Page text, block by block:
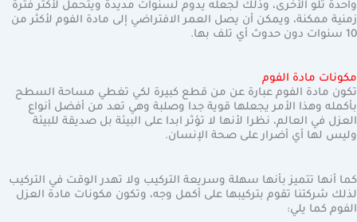
واحدة تلو الأخرى، وذلك لجعله يدوم لسنوات مديدة ويتحمل لأكثر فترة
زمنية ممكنة، ويمكن أن يصل العمر الافتراضي إلى مادة الفوم لأكثر من
10 سنوات دون حدوث أي تلف بها.
مكونات مادة الفوم
تكون مادة الفوم عبارة عن من قطع كبيرة لكي تغطي مساحة السطح
بأكمله وهذا الأمر يجعلها قوية جدا وصلبة وهي تعد من أفضل أنواع
العزل في العالم، نظرا لأنها لا تؤثر ابدا على البيئة بل صديقة للبيئة
وليس لها أي أضرار على صحة الإنسان.
كما أنها تتميز بأنها سهلة وسريعة التركيب ولا تهدر الوقت في التركيب
لذلك شركتنا تقوم بتركيبها على أكمل وجه، وتكون مكونات مادة العزل
الفوم كما يلي: